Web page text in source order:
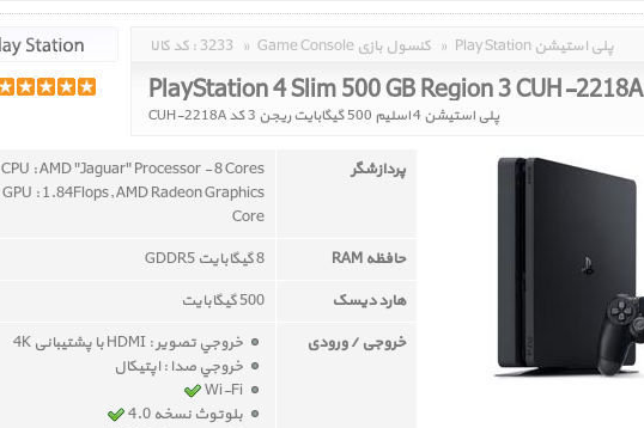
کد کالا : 3233 » Game Console کنسول بازی » Play Station پلی استیشن
PlayStation 4 Slim 500 GB Region 3 CUH-2218A
پلی استیشن 4 اسلیم 500 گیگابایت ریجن 3 کد CUH-2218A
پردازشگر
CPU : AMD "Jaguar" Processor - 8 Cores
GPU : 1.84Flops, AMD Radeon Graphics
Core
حافظه RAM
8 گیگابایت GDDR5
هارد دیسک
500 گیگابایت
خروجی / ورودی
خروجي تصوير : HDMI با پشتیبانی 4K
خروجي صدا : اپتیکال
بلوتوث نسخه 4.0